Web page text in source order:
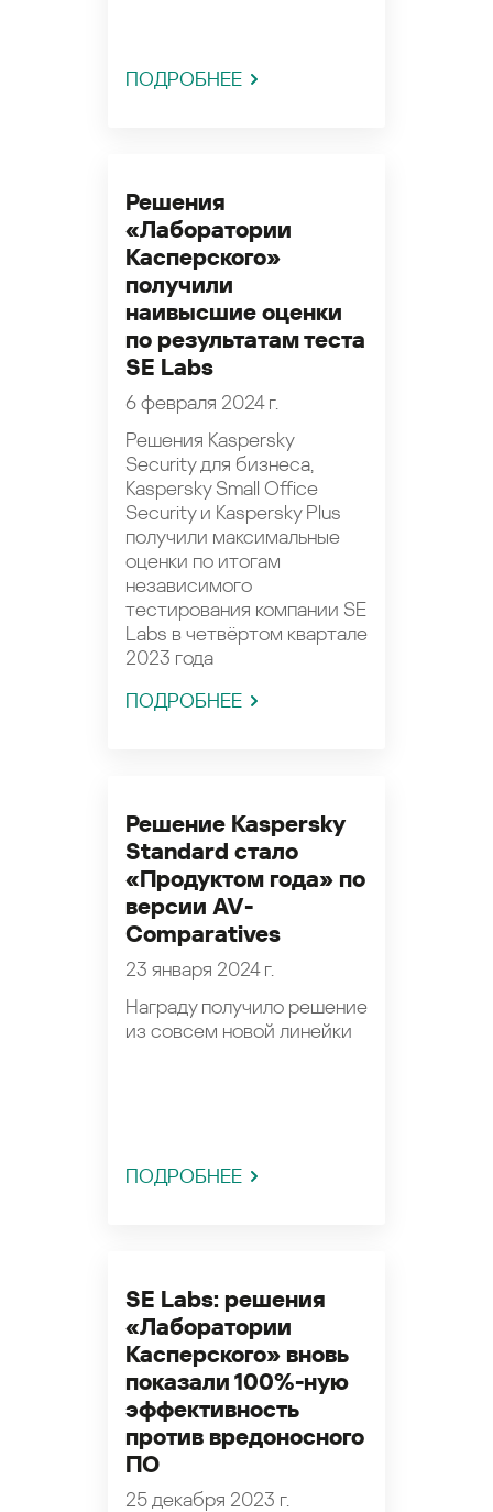
ПОДРОБНЕЕ
Решения
«Лаборатории
Касперского»
получили
наивысшие оценки
по результатам теста
SE Labs
6 февраля 2024 г.
Решения Kaspersky
Security для бизнеса,
Kaspersky Small Office
Security и Kaspersky Plus
получили максимальные
оценки по итогам
независимого
тестирования компании SE
Labs в четвёртом квартале
2023 года
ПОДРОБНЕЕ
Решение Kaspersky
Standard стало
«Продуктом года» по
версии AV-
Comparatives
23 января 2024 г.
Награду получило решение
из совсем новой линейки
ПОДРОБНЕЕ
SE Labs: решения
«Лаборатории
Касперского» вновь
показали 100%-ную
эффективность
против вредоносного
ПО
25 декабря 2023 г.